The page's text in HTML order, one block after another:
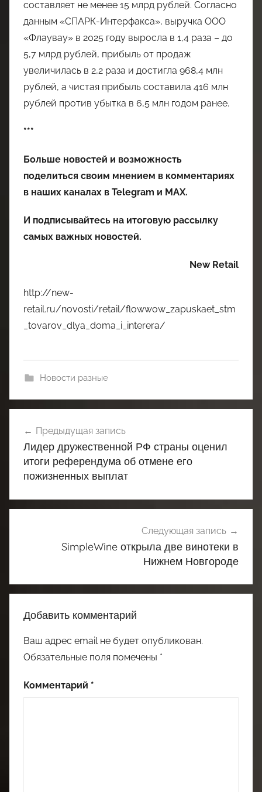
составляет не менее 15 млрд рублей. Согласно
данным «СПАРК-Интерфакса», выручка ООО
«Флаувау» в 2025 году выросла в 1,4 раза – до
5,7 млрд рублей, прибыль от продаж
увеличилась в 2,2 раза и достигла 968,4 млн
рублей, а чистая прибыль составила 416 млн
рублей против убытка в 6,5 млн годом ранее.
***
Больше новостей и возможность
поделиться своим мнением в комментариях
в наших каналах в Telegram и MAX.
И подписывайтесь на итоговую рассылку
самых важных новостей.
New Retail
http://new-
retail.ru/novosti/retail/flowwow_zapuskaet_stm
_tovarov_dlya_doma_i_interera/
Новости разные
по
записям
Предыдущая запись
Лидер дружественной РФ страны оценил
итоги референдума об отмене его
пожизненных выплат
Следующая запись
SimpleWine открыла две винотеки в
Нижнем Новгороде
Добавить комментарий
Ваш адрес email не будет опубликован.
Обязательные поля помечены *
Комментарий *